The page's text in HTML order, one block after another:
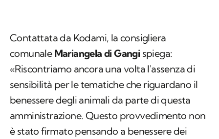
Contattata da Kodami, la consigliera
comunale Mariangela di Gangi spiega:
«Riscontriamo ancora una volta l'assenza di
sensibilità per le tematiche che riguardano il
benessere degli animali da parte di questa
amministrazione. Questo provvedimento non
è stato firmato pensando a benessere dei